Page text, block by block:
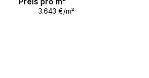
3.643 €/m²